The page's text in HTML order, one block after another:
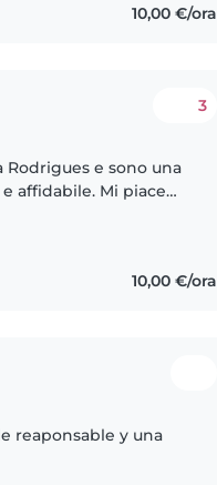
10,00 €/ora
3
Mi piace
10,00 €/ora
reaponsable y una